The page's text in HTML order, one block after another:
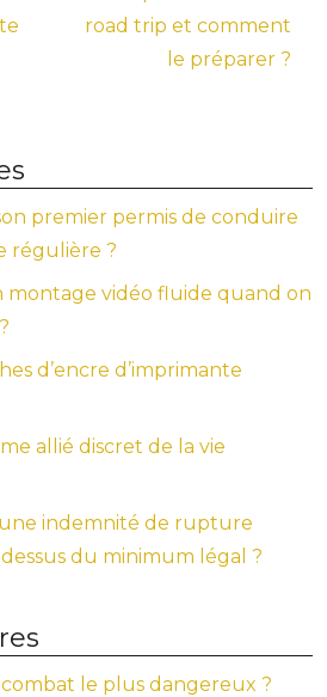
road trip et comment
le préparer ?
premier permis de conduire
régulière ?
montage vidéo fluide quand on
d’encre d’imprimante
allié discret de la vie
indemnité de rupture
du minimum légal ?
le plus dangereux ?